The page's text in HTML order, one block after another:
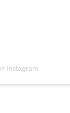
Instagram